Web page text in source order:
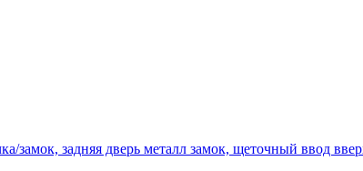
задняя дверь металл замок, щеточный ввод